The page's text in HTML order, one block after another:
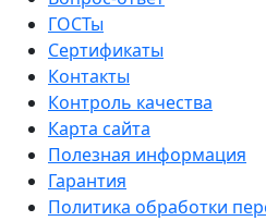
ГОСТы
Сертификаты
Контакты
Контроль качества
Карта сайта
Полезная информация
Гарантия
Политика обработки